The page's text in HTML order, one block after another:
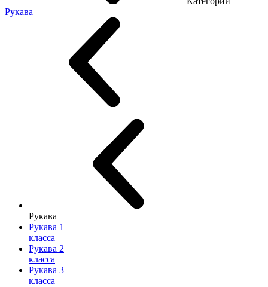
Рукава
Рукава
Рукава 1
класса
Рукава 2
класса
Рукава 3
класса